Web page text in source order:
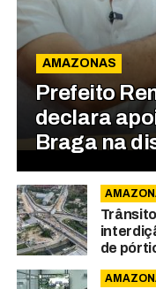
AMAZONAS
Prefeito
declara
Braga na
de